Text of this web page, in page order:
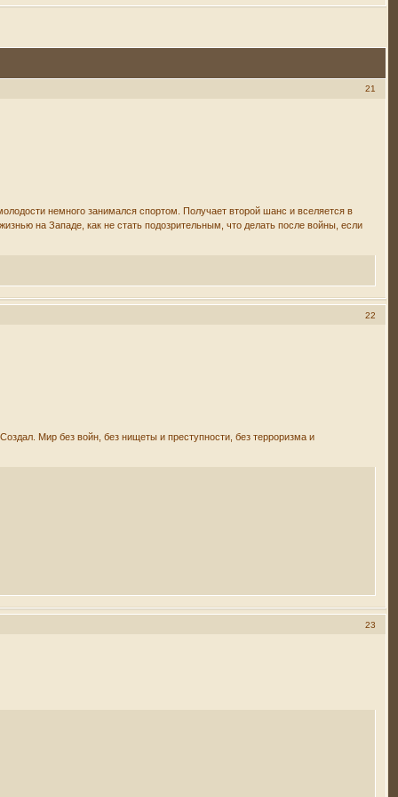
21
немного занимался спортом. Получает второй шанс и вселяeтся в
на Западе, как не стать подозрительным, что делать после войны, если
22
Мир без войн, без нищеты и преступности, без терроризма и
23